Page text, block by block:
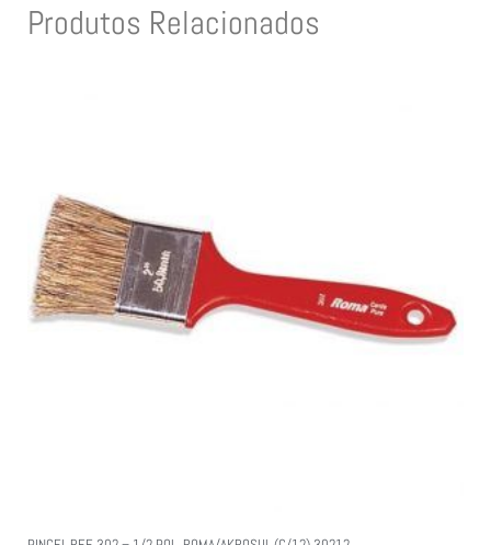
Produtos Relacionados